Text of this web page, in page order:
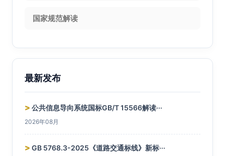
国家规范解读
最新发布
> 公共信息导向系统国标GB/T 15566解读···
2026年08月
> GB 5768.3-2025《道路交通标线》新标···